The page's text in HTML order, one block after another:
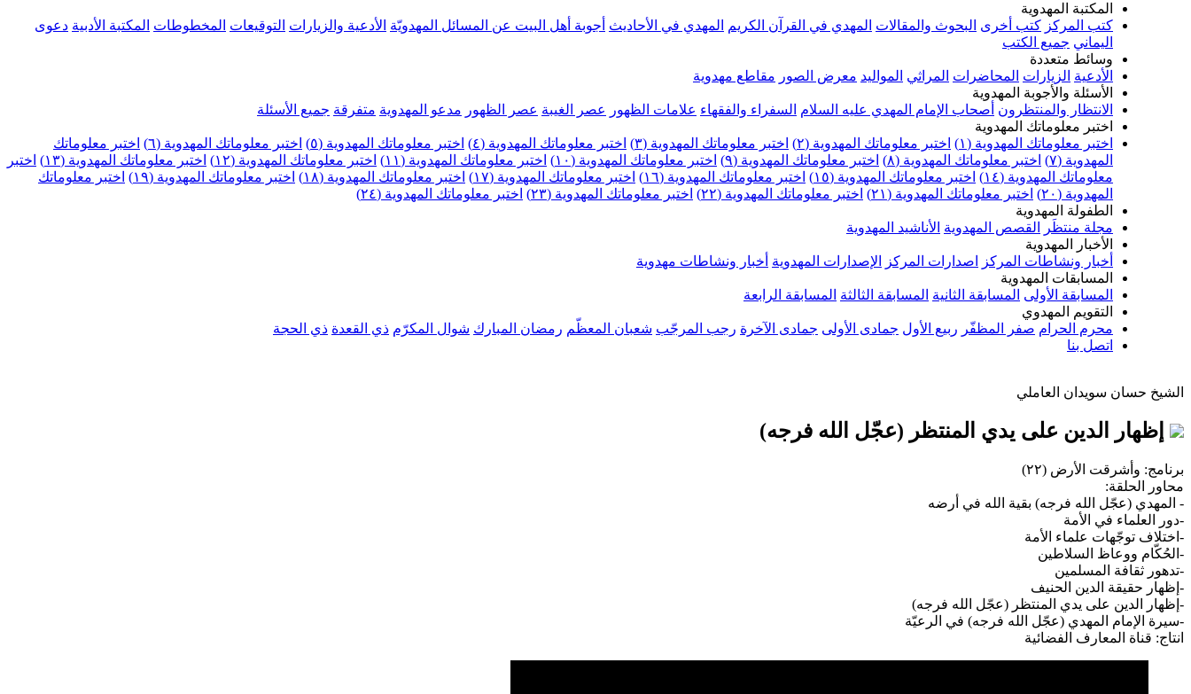
المكتبة المهدوية
كتب المركز كتب أخرى البحوث والمقالات المهدي في القرآن الكريم المهدي في الأحاديث أجوبة أهل البيت عن المسائل المهدويّة الأدعية والزيارات التوقيعات المخطوطات المكتبة الأدبية دعوى
اليماني جميع الكتب
وسائط متعددة
الأدعية الزيارات المحاضرات المراثي المواليد معرض الصور مقاطع مهدوية
الأسئلة والأجوبة المهدوية
الانتظار والمنتظرون أصحاب الإمام المهدي عليه السلام السفراء والفقهاء علامات الظهور عصر الغيبة عصر الظهور مدعو المهدوية متفرقة جميع الأسئلة
اختبر معلوماتك المهدوية
اختبر معلوماتك المهدوية (١)
اختبر معلوماتك المهدوية (٢) اختبر معلوماتك المهدوية (٣) اختبر معلوماتك المهدوية (٤) اختبر معلوماتك المهدوية (٥) اختبر معلوماتك المهدوية (٦)
اختبر معلوماتك
المهدوية (٧)
اختبر معلوماتك المهدوية (٨) اختبر معلوماتك المهدوية (٩) اختبر معلوماتك المهدوية (١٠) اختبر معلوماتك المهدوية (١١) اختبر معلوماتك المهدوية (١٢) اختبر معلوماتك المهدوية (١٣)
اختبر
معلوماتك المهدوية (١٤)
اختبر معلوماتك المهدوية (١٥) اختبر معلوماتك المهدوية (١٦) اختبر معلوماتك المهدوية (١٧) اختبر معلوماتك المهدوية (١٨) اختبر معلوماتك المهدوية (١٩)
اختبر معلوماتك
المهدوية (٢٠)
اختبر معلوماتك المهدوية (٢١) اختبر معلوماتك المهدوية (٢٢) اختبر معلوماتك المهدوية (٢٣)
اختبر معلوماتك المهدوية (٢٤)
الطفولة المهدوية
مجلة منتظَر
القصص المهدوية الأناشيد المهدوية
الأخبار المهدوية
أخبار ونشاطات المركز
اصدارات المركز الإصدارات المهدوية أخبار ونشاطات مهدوية
المسابقات المهدوية
المسابقة الأولى المسابقة الثانية المسابقة الثالثة المسابقة الرابعة
التقويم المهدوي
محرم الحرام صفر المظفّر ربيع الأول جمادى الأولى جمادى الآخرة رجب المرجّب شعبان المعظّم رمضان المبارك شوال المكرّم ذي القعدة ذي الحجة
اتصل بنا
الشيخ حسان سويدان العاملي
إظهار الدين على يدي المنتظر (عجّل الله فرجه)
برنامج: وأشرقت الأرض (٢٢)
محاور الحلقة:
- المهدي (عجّل الله فرجه) بقية الله في أرضه
-دور العلماء في الأمة
-اختلاف توجّهات علماء الأمة
-الحُكّام ووعاظ السلاطين
-تدهور ثقافة المسلمين
-إظهار حقيقة الدين الحنيف
-إظهار الدين على يدي المنتظر (عجّل الله فرجه)
-سيرة الإمام المهدي (عجّل الله فرجه) في الرعيّة
انتاج: قناة المعارف الفضائية